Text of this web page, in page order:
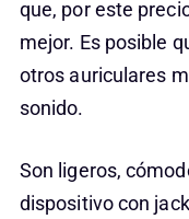
que, por este
mejor. Es posible
otros auriculares
sonido.
Son ligeros,
dispositivo con